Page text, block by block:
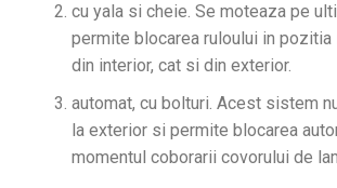
cu yala si cheie. Se moteaza pe
permite blocarea ruloului in pozitia
din interior, cat si din exterior.
automat, cu bolturi. Acest sistem
la exterior si permite blocarea
momentul coborarii covorului de